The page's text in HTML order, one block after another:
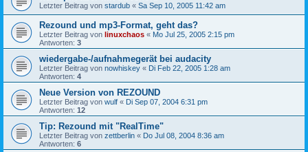
Letzter Beitrag von stardub « Sa Sep 10, 2005 11:42 am
Rezound und mp3-Format, geht das?
Letzter Beitrag von linuxchaos « Mo Jul 25, 2005 2:15 pm
Antworten: 3
wiedergabe-/aufnahmegerät bei audacity
Letzter Beitrag von nowhiskey « Di Feb 22, 2005 1:28 am
Antworten: 4
Neue Version von REZOUND
Letzter Beitrag von wulf « Di Sep 07, 2004 6:31 pm
Antworten: 12
Tip: Rezound mit "RealTime"
Letzter Beitrag von zettberlin « Do Jul 08, 2004 8:36 am
Antworten: 6